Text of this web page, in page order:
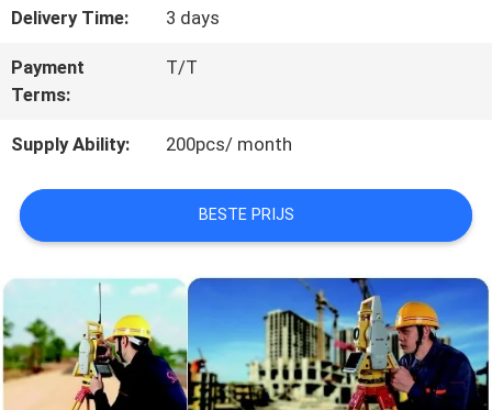
OM
EEN
SITEMAP
PRIVACY
POLICY
Delivery Time: 3 days
Payment
Terms:
T/T
Supply Ability: 200pcs/ month
BESTE PRIJS